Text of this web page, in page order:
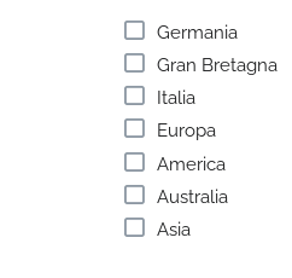
Germania
Gran Bretagna
Italia
Europa
America
Australia
Asia